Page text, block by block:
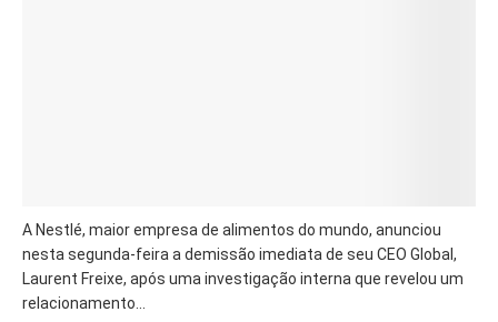
A Nestlé, maior empresa de alimentos do mundo, anunciou
nesta segunda-feira a demissão imediata de seu CEO Global,
Laurent Freixe, após uma investigação interna que revelou um
relacionamento...